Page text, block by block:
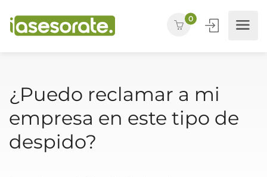
0
¿Puedo reclamar a mi
empresa en este tipo de
despido?